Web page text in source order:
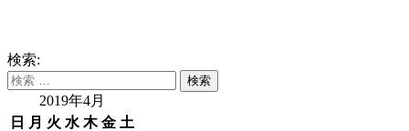
検索:
2019年4月
日
月 火 水 木 金 土